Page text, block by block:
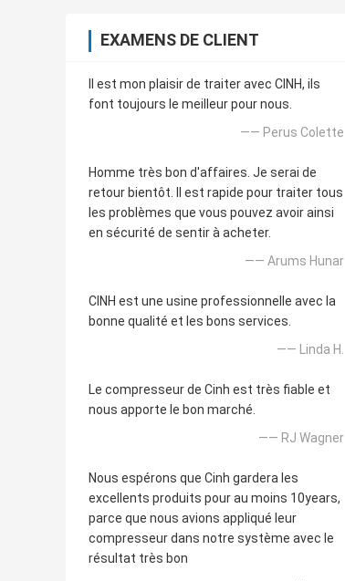
EXAMENS DE CLIENT
Il est mon plaisir de traiter avec CINH, ils
font toujours le meilleur pour nous.
—— Perus Colette
Homme très bon d'affaires. Je serai de
retour bientôt. Il est rapide pour traiter tous
les problèmes que vous pouvez avoir ainsi
en sécurité de sentir à acheter.
—— Arums Hunar
CINH est une usine professionnelle avec la
bonne qualité et les bons services.
—— Linda H.
Le compresseur de Cinh est très fiable et
nous apporte le bon marché.
—— RJ Wagner
Nous espérons que Cinh gardera les
excellents produits pour au moins 10years,
parce que nous avions appliqué leur
compresseur dans notre système avec le
résultat très bon